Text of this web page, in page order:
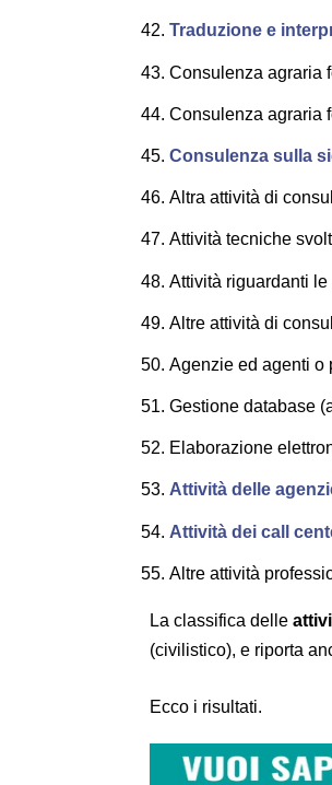
Traduzione e
Consulenza agraria
Consulenza agraria
Consulenza sulla
Altra attività di
Attività tecniche
Attività riguardanti
Altre attività di
Agenzie ed agenti o
Gestione database
Elaborazione
Attività delle
Attività dei call
Altre attività
La classifica delle
(civilistico), e riporta
Ecco i risultati.